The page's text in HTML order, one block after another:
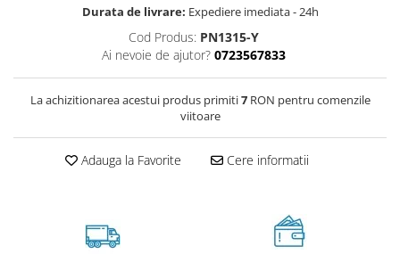
Durata de livrare: Expediere imediata - 24h
Cod Produs: PN1315-Y
Ai nevoie de ajutor? 0723567833
La achizitionarea acestui produs primiti7RON pentru comenzile
viitoare
Adauga la Favorite Cere informatii